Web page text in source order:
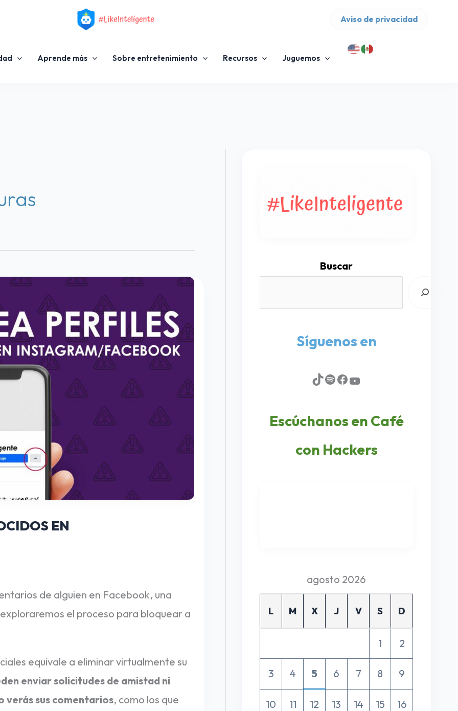
Aviso de privacidad
Aprende más Sobre entretenimiento Recursos Juguemos
EN
de alguien en Facebook, una
el proceso para bloquear a
equivale a eliminar virtualmente su
enviar solicitudes de amistad ni
verás sus comentarios, como los que
Buscar
Síguenos en
Escúchanos en Café
con Hackers
agosto 2026
L M X J V S D
1 2
3 4 5 6 7 8 9
10 11 12 13 14 15 16